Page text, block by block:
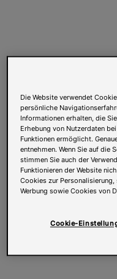
Die Website verwendet
persönliche
Informationen erhalten, die
Erhebung von Nutzerdaten
Funktionen ermöglicht.
entnehmen. Wenn Sie auf die
stimmen Sie auch der
Funktionieren der Website
Cookies zur
Werbung sowie Cookies von
Cookie-